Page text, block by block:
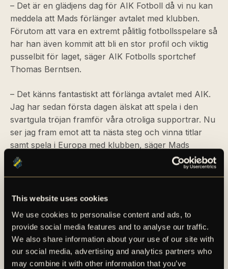
This website uses cookies
We use cookies to personalise content and ads, to
provide social media features and to analyse our traffic.
We also share information about your use of our site with
our social media, advertising and analytics partners who
may combine it with other information that you’ve
– Det är en glädjens dag för AIK Fotboll då vi nu kan
meddela att Mads förlänger avtalet med klubben.
Förutom att vara en extremt pålitlig fotbollsspelare så
har han även kommit att bli en stor profil och viktig
pusselbit för laget, säger AIK Fotbolls sportchef
Thomas Berntsen.
– Det känns fantastiskt att förlänga avtalet med AIK.
Jag har sedan första dagen älskat att spela i den
svartgula tröjan framför våra otroliga supportrar. Nu
ser jag fram emot att ta nästa steg och vinna titlar
samt spela i Europa med klubben, säger Mads
Thychosen.
se det bifogade materialet i detta pressmeddelande.